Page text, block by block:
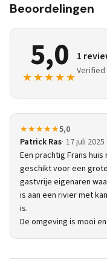
Beoordelingen
5,0
★★★★★
1
★★★★★5,0
Patrick Ras 17 juli 2025
Een prachtig Frans
geschikt voor een
gastvrije eigenaren
is aan een rivier met
is.
De omgeving is mooi